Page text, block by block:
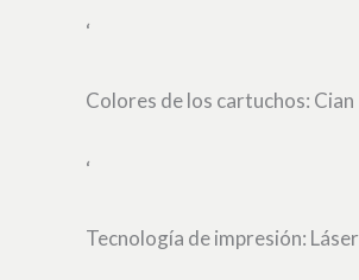
‘
Colores de los cartuchos: Cian
‘
Tecnología de impresión: Láser